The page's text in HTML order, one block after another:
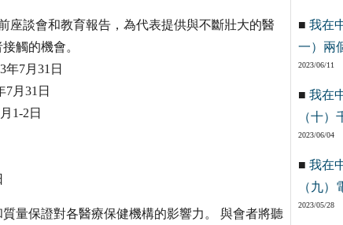
座談會和教育報告，為代表提供與不斷壯大的醫
觸的機會。
7月31日
月31日
1-2日
量保證對各醫療保健機構的影響力。 與會者將聽
■ 我在
一）兩
2023/06/11
■ 我在
（十
2023/06/04
■ 我在
（九
2023/05/28